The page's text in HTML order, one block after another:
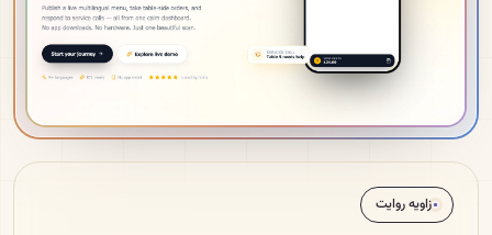
زاویه روایت